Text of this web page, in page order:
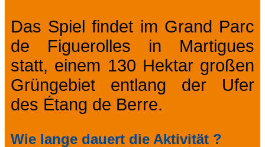
Das Spiel findet im Grand Parc
de Figuerolles in Martigues
statt, einem 130 Hektar großen
Grüngebiet entlang der Ufer
des Étang de Berre.
Wie lange dauert die Aktivität ?